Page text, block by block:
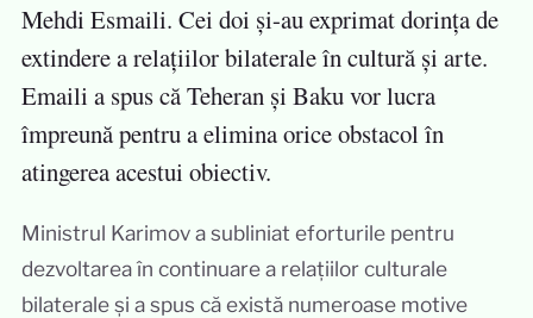
Mehdi Esmaili. Cei doi și-au exprimat dorința de
extindere a relațiilor bilaterale în cultură și arte.
Emaili a spus că Teheran și Baku vor lucra
împreună pentru a elimina orice obstacol în
atingerea acestui obiectiv.
Ministrul Karimov a subliniat eforturile pentru
dezvoltarea în continuare a relațiilor culturale
bilaterale și a spus că există numeroase motive